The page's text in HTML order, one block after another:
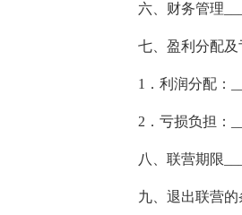
六、财务管理
七、盈利分配及
1．利润分配：
2．亏损负担：
八、联营期限
九、退出联营的